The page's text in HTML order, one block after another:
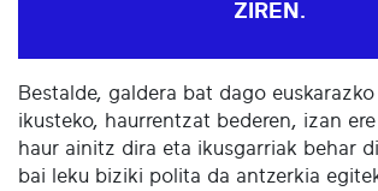
ZIREN.
Bestalde, galdera bat dago
ikusteko, haurrentzat bederen, izan
haur ainitz dira eta ikusgarriak behar
bai leku biziki polita da antzerkia